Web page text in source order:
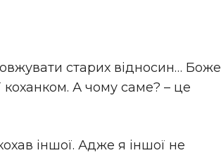
старих відносин… Боже
коханком. А чому саме? – це
іншої. Адже я іншої не